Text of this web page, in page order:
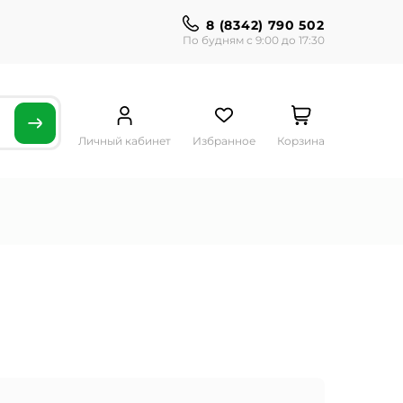
8 (8342) 790 502
По будням с 9:00 до 17:30
Личный кабинет Избранное Корзина